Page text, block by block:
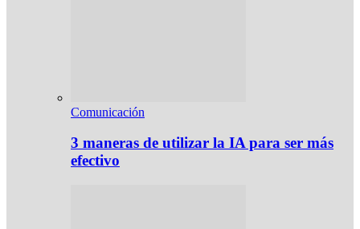
Comunicación
3 maneras de utilizar la IA para ser más
efectivo